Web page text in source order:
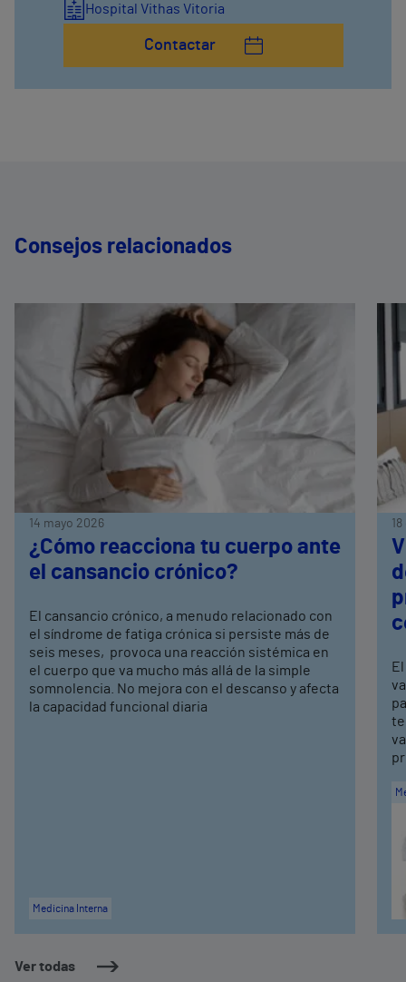
Hospital Vithas Vitoria
Contactar
Consejos relacionados
Ver todas
14 mayo 2026
¿Cómo reacciona tu cuerpo ante
el cansancio crónico?
El cansancio crónico, a menudo relacionado con
el síndrome de fatiga crónica si persiste más de
seis meses, provoca una reacción sistémica en
el cuerpo que va mucho más allá de la simple
somnolencia. No mejora con el descanso y afecta
la capacidad funcional diaria
Medicina Interna